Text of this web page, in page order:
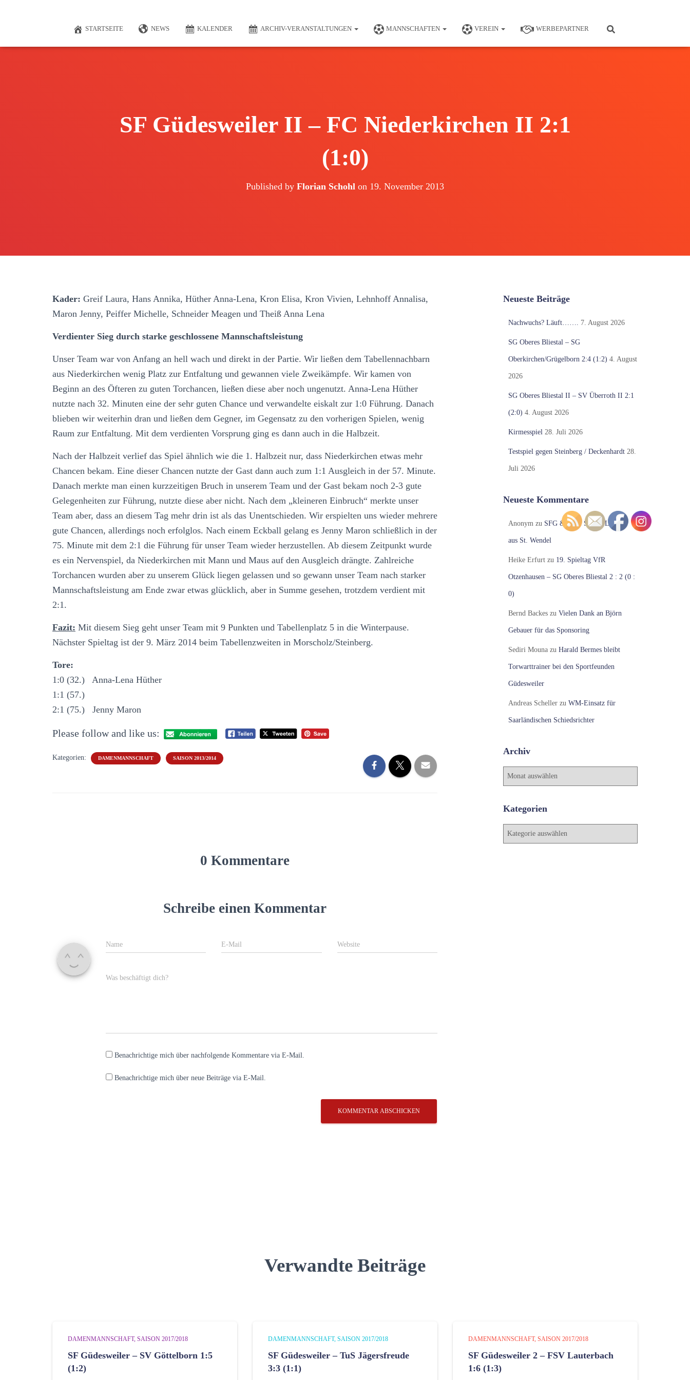
STARTSEITE NEWS KALENDER ARCHIV-VERANSTALTUNGEN MANNSCHAFTEN VEREIN WERBEPARTNER
SF Güdesweiler II – FC Niederkirchen II 2:1
(1:0)
Published by Florian Schohl on 19. November 2013
Kader: Greif Laura, Hans Annika, Hüther Anna-Lena, Kron Elisa, Kron Vivien, Lehnhoff Annalisa,
Maron Jenny, Peiffer Michelle, Schneider Meagen und Theiß Anna Lena
Verdienter Sieg durch starke geschlossene Mannschaftsleistung
Unser Team war von Anfang an hell wach und direkt in der Partie. Wir ließen dem Tabellennachbarn
aus Niederkirchen wenig Platz zur Entfaltung und gewannen viele Zweikämpfe. Wir kamen von
Beginn an des Öfteren zu guten Torchancen, ließen diese aber noch ungenutzt. Anna-Lena Hüther
nutzte nach 32. Minuten eine der sehr guten Chance und verwandelte eiskalt zur 1:0 Führung. Danach
blieben wir weiterhin dran und ließen dem Gegner, im Gegensatz zu den vorherigen Spielen, wenig
Raum zur Entfaltung. Mit dem verdienten Vorsprung ging es dann auch in die Halbzeit.
Nach der Halbzeit verlief das Spiel ähnlich wie die 1. Halbzeit nur, dass Niederkirchen etwas mehr
Chancen bekam. Eine dieser Chancen nutzte der Gast dann auch zum 1:1 Ausgleich in der 57. Minute.
Danach merkte man einen kurzzeitigen Bruch in unserem Team und der Gast bekam noch 2-3 gute
Gelegenheiten zur Führung, nutzte diese aber nicht. Nach dem „kleineren Einbruch“ merkte unser
Team aber, dass an diesem Tag mehr drin ist als das Unentschieden. Wir erspielten uns wieder mehrere
gute Chancen, allerdings noch erfolglos. Nach einem Eckball gelang es Jenny Maron schließlich in der
75. Minute mit dem 2:1 die Führung für unser Team wieder herzustellen. Ab diesem Zeitpunkt wurde
es ein Nervenspiel, da Niederkirchen mit Mann und Maus auf den Ausgleich drängte. Zahlreiche
Torchancen wurden aber zu unserem Glück liegen gelassen und so gewann unser Team nach starker
Mannschaftsleistung am Ende zwar etwas glücklich, aber in Summe gesehen, trotzdem verdient mit
2:1.
Fazit: Mit diesem Sieg geht unser Team mit 9 Punkten und Tabellenplatz 5 in die Winterpause.
Nächster Spieltag ist der 9. März 2014 beim Tabellenzweiten in Morscholz/Steinberg.
Tore:
1:0 (32.) Anna-Lena Hüther
1:1 (57.)
2:1 (75.) Jenny Maron
Please follow and like us:
Kategorien: DAMENMANNSCHAFT SAISON 2013/2014
0 Kommentare
Schreibe einen Kommentar
Name E-Mail Website
Was beschäftigt dich?
Benachrichtige mich über nachfolgende Kommentare via E-Mail.
Benachrichtige mich über neue Beiträge via E-Mail.
Neueste Beiträge
Nachwuchs? Läuft……. 7. August 2026
SG Oberes Bliestal – SG
Oberkirchen/Grügelborn 2:4 (1:2) 4. August
2026
SG Oberes Bliestal II – SV Überroth II 2:1
(2:0) 4. August 2026
Kirmesspiel 28. Juli 2026
Testspiel gegen Steinberg / Deckenhardt 28.
Juli 2026
Neueste Kommentare
Anonymzu SFG & No.1 Shisha Lounge
aus St. Wendel
Heike Erfurtzu 19. Spieltag VfR
Otzenhausen – SG Oberes Bliestal 2 : 2 (0 :
0)
Bernd Backeszu Vielen Dank an Björn
Gebauer für das Sponsoring
Sediri Mounazu Harald Bermes bleibt
Torwarttrainer bei den Sportfeunden
Güdesweiler
Andreas Schellerzu WM-Einsatz für
Saarländischen Schiedsrichter
Archiv
A
h
Kategorien
K
Verwandte Beiträge
DAMENMANNSCHAFT SAISON 2017/2018
SF Güdesweiler – SV Göttelborn 1:5
(1:2)
DAMENMANNSCHAFT SAISON 2017/2018
SF Güdesweiler – TuS Jägersfreude
3:3 (1:1)
DAMENMANNSCHAFT SAISON 2017/2018
SF Güdesweiler 2 – FSV Lauterbach
1:6 (1:3)